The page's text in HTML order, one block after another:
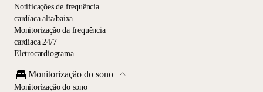
Notificações de frequência
cardíaca alta/baixa
Monitorização da frequência
cardíaca 24/7
Eletrocardiograma
Monitorização do sono
Monitorização do sono